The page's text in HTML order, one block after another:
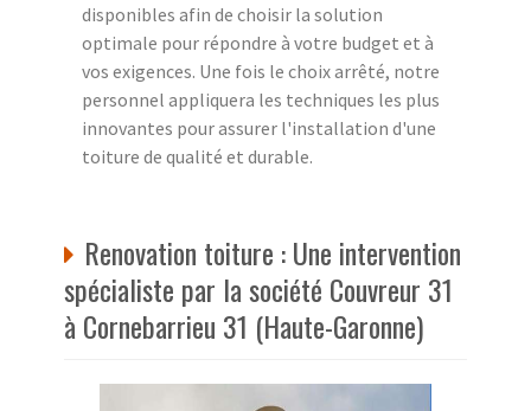
disponibles afin de choisir la solution
optimale pour répondre à votre budget et à
vos exigences. Une fois le choix arrêté, notre
personnel appliquera les techniques les plus
innovantes pour assurer l'installation d'une
toiture de qualité et durable.
Renovation toiture : Une intervention
spécialiste par la société Couvreur 31
à Cornebarrieu 31 (Haute-Garonne)